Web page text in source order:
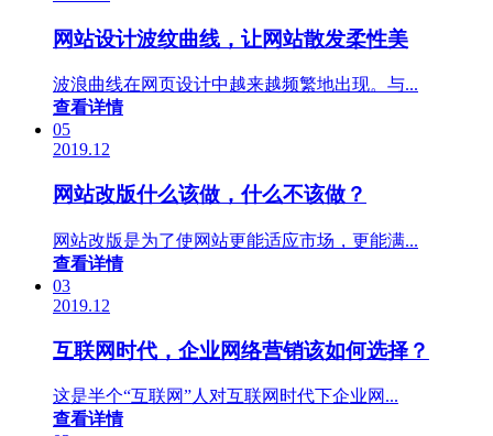
网站设计波纹曲线，让网站散发柔性美
波浪曲线在网页设计中越来越频繁地出现。与...
查看详情
05
2019.12
网站改版什么该做，什么不该做？
网站改版是为了使网站更能适应市场，更能满...
查看详情
03
2019.12
互联网时代，企业网络营销该如何选择？
这是半个“互联网”人对互联网时代下企业网...
查看详情